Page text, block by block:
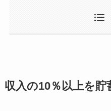
収入の10％以上を貯